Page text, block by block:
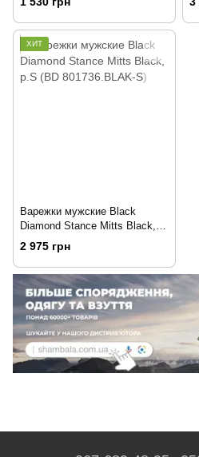
ХИТ
Варежки мужские Black
Diamond Stance Mitts Black,
р.S (BD 801736.BLAK-S)
2 975 грн